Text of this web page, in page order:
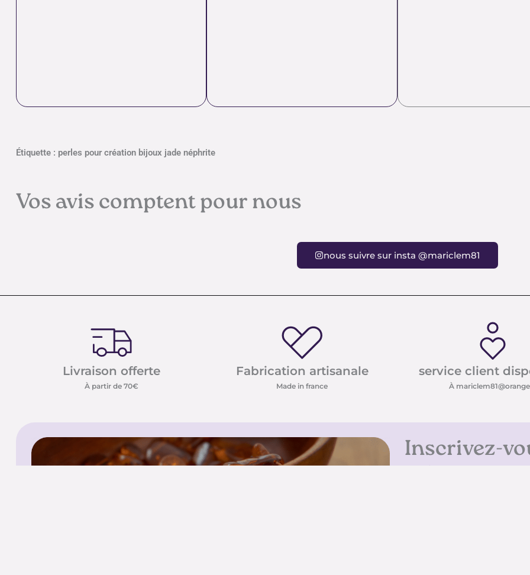
Étiquette : perles pour création bijoux jade néphrite
Vos avis comptent pour nous
nous suivre sur insta @mariclem81
Livraison offerte
À partir de 70€
Fabrication artisanale
Made in france
service client
À
Inscrivez-